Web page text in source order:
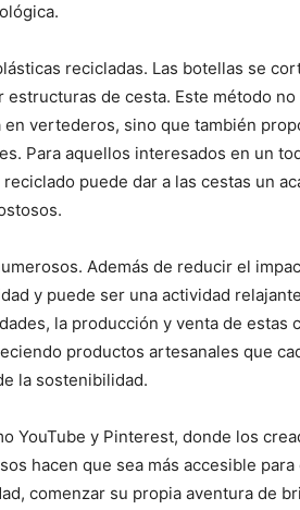
recicladas. Las botellas se
de cesta. Este método no
vertederos, sino que también
Para aquellos interesados en un
puede dar a las cestas un
Además de reducir el
y puede ser una actividad
la producción y venta de estas
productos artesanales que
la sostenibilidad.
YouTube y Pinterest, donde los
hacen que sea más accesible para
comenzar su propia aventura de